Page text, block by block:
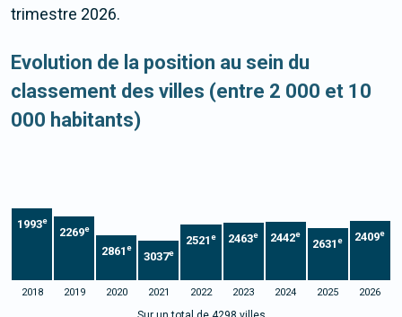
trimestre 2026.
Evolution de la position au sein du
classement des villes (entre 2 000 et 10
000 habitants)
1993e
2269e
2861 e
3037e
2521 e 2463e 2442e
2631e 2409e
2018 2019 2020 2021 2022 2023 2024 2025 2026